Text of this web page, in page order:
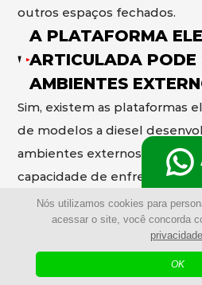
Nós utilizamos cookies para
acessar o site, você concorda
privacidade
OK
outros espaços fechados.
A PLATAFORMA
ARTICULADA PODE
AMBIENTES
Sim, existem as plataformas
de modelos a diesel
ambientes externos, com
capacidade de enfrentar
condições mais exigentes.
POR QUE
PLATAFORMA
ARTICULADA AO